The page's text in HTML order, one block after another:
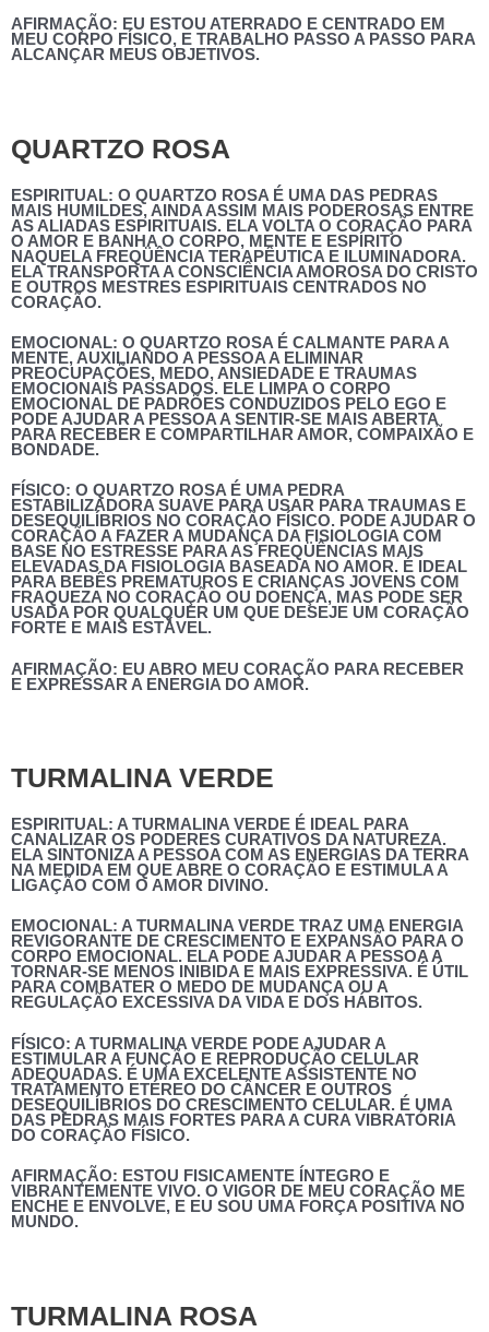
AFIRMAÇÃO: EU ESTOU ATERRADO E CENTRADO EM
MEU CORPO FÍSICO, E TRABALHO PASSO A PASSO PARA
ALCANÇAR MEUS OBJETIVOS.
QUARTZO ROSA
ESPIRITUAL: O QUARTZO ROSA É UMA DAS PEDRAS
MAIS HUMILDES, AINDA ASSIM MAIS PODEROSAS ENTRE
AS ALIADAS ESPIRITUAIS. ELA VOLTA O CORAÇÃO PARA
O AMOR E BANHA O CORPO, MENTE E ESPÍRITO
NAQUELA FREQÜÊNCIA TERAPÊUTICA E ILUMINADORA.
ELA TRANSPORTA A CONSCIÊNCIA AMOROSA DO CRISTO
E OUTROS MESTRES ESPIRITUAIS CENTRADOS NO
CORAÇÃO.
EMOCIONAL: O QUARTZO ROSA É CALMANTE PARA A
MENTE, AUXILIANDO A PESSOA A ELIMINAR
PREOCUPAÇÕES, MEDO, ANSIEDADE E TRAUMAS
EMOCIONAIS PASSADOS. ELE LIMPA O CORPO
EMOCIONAL DE PADRÕES CONDUZIDOS PELO EGO E
PODE AJUDAR A PESSOA A SENTIR-SE MAIS ABERTA
PARA RECEBER E COMPARTILHAR AMOR, COMPAIXÃO E
BONDADE.
FÍSICO: O QUARTZO ROSA É UMA PEDRA
ESTABILIZADORA SUAVE PARA USAR PARA TRAUMAS E
DESEQUILÍBRIOS NO CORAÇÃO FÍSICO. PODE AJUDAR O
CORAÇÃO A FAZER A MUDANÇA DA FISIOLOGIA COM
BASE NO ESTRESSE PARA AS FREQÜÊNCIAS MAIS
ELEVADAS DA FISIOLOGIA BASEADA NO AMOR. É IDEAL
PARA BEBÊS PREMATUROS E CRIANÇAS JOVENS COM
FRAQUEZA NO CORAÇÃO OU DOENÇA, MAS PODE SER
USADA POR QUALQUER UM QUE DESEJE UM CORAÇÃO
FORTE E MAIS ESTÁVEL.
AFIRMAÇÃO: EU ABRO MEU CORAÇÃO PARA RECEBER
E EXPRESSAR A ENERGIA DO AMOR.
TURMALINA VERDE
ESPIRITUAL: A TURMALINA VERDE É IDEAL PARA
CANALIZAR OS PODERES CURATIVOS DA NATUREZA.
ELA SINTONIZA A PESSOA COM AS ENERGIAS DA TERRA
NA MEDIDA EM QUE ABRE O CORAÇÃO E ESTIMULA A
LIGAÇÃO COM O AMOR DIVINO.
EMOCIONAL: A TURMALINA VERDE TRAZ UMA ENERGIA
REVIGORANTE DE CRESCIMENTO E EXPANSÃO PARA O
CORPO EMOCIONAL. ELA PODE AJUDAR A PESSOA A
TORNAR-SE MENOS INIBIDA E MAIS EXPRESSIVA. É ÚTIL
PARA COMBATER O MEDO DE MUDANÇA OU A
REGULAÇÃO EXCESSIVA DA VIDA E DOS HÁBITOS.
FÍSICO: A TURMALINA VERDE PODE AJUDAR A
ESTIMULAR A FUNÇÃO E REPRODUÇÃO CELULAR
ADEQUADAS. É UMA EXCELENTE ASSISTENTE NO
TRATAMENTO ETÉREO DO CÂNCER E OUTROS
DESEQUILÍBRIOS DO CRESCIMENTO CELULAR. É UMA
DAS PEDRAS MAIS FORTES PARA A CURA VIBRATÓRIA
DO CORAÇÃO FÍSICO.
AFIRMAÇÃO: ESTOU FISICAMENTE ÍNTEGRO E
VIBRANTEMENTE VIVO. O VIGOR DE MEU CORAÇÃO ME
ENCHE E ENVOLVE, E EU SOU UMA FORÇA POSITIVA NO
MUNDO.
TURMALINA ROSA